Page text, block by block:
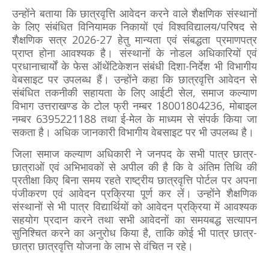
उन्होंने बताया कि छात्रवृत्ति आवेदन करने वाले शैक्षणिक संस्थानों
के लिए संबंधित विनियामक निकायों एवं विश्वविद्यालय/परिषद से
शैक्षणिक सत्र 2026-27 हेतु मान्यता एवं संबद्धता प्रमाणपत्र
प्राप्त होना आवश्यक है। संस्थानों के नोडल अधिकारियों एवं
प्रधानाचार्यों के फेस ऑथेंटिकेशन संबंधी दिशा-निर्देश भी विभागीय
वेबसाइट पर उपलब्ध हैं। उन्होंने कहा कि छात्रवृत्ति आवेदन से
संबंधित तकनीकी सहायता के लिए आईटी सेल, समाज कल्याण
विभाग उत्तराखण्ड के टोल फ्री नम्बर 18001804236, मोबाइल
नम्बर 6395221188 तथा ई-मेल के माध्यम से संपर्क किया जा
सकता है। अधिक जानकारी विभागीय वेबसाइट पर भी उपलब्ध है।
जिला समाज कल्याण अधिकारी ने जनपद के सभी पात्र छात्र-
छात्राओं एवं अभिभावकों से अपील की है कि वे अंतिम तिथि की
प्रतीक्षा किए बिना समय रहते राष्ट्रीय छात्रवृत्ति पोर्टल पर अपना
पंजीकरण एवं आवेदन प्रक्रिया पूर्ण कर लें। उन्होंने शैक्षणिक
संस्थानों से भी पात्र विद्यार्थियों को आवेदन प्रक्रिया में आवश्यक
सहयोग प्रदान करने तथा सभी आवेदनों का समयबद्ध सत्यापन
सुनिश्चित करने का अनुरोध किया है, ताकि कोई भी पात्र छात्र-
छात्रा छात्रवृत्ति योजना के लाभ से वंचित न रहे।